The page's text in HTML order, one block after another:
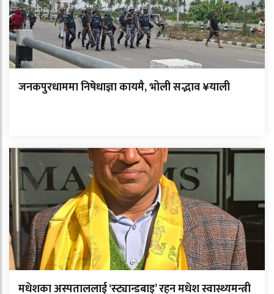
जनकपुरधाममा निषेधाज्ञा कायमै, भोली सद्भाव ¥याली
मधेशका अस्पताललाई ‘स्ट्यान्डबाइ’ रहन मधेश स्वास्थ्यमन्त्री